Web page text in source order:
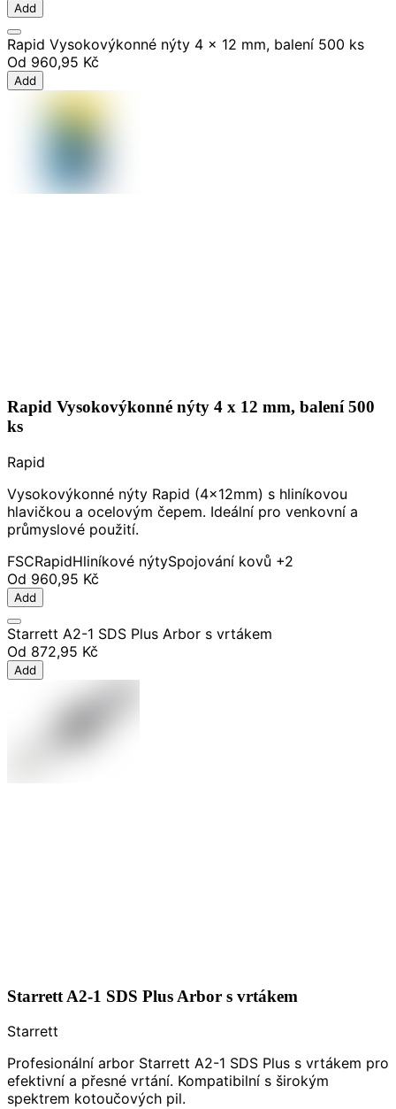
Add
Rapid Vysokovýkonné nýty 4 x 12 mm, balení 500 ks
Od 960,95 Kč
Add
Rapid Vysokovýkonné nýty 4 x 12 mm, balení 500
ks
Rapid
Vysokovýkonné nýty Rapid (4x12mm) s hliníkovou
hlavičkou a ocelovým čepem. Ideální pro venkovní a
průmyslové použití.
FSCRapidHliníkové nýtySpojování kovů +2
Od 960,95 Kč
Add
Starrett A2-1 SDS Plus Arbor s vrtákem
Od 872,95 Kč
Add
Starrett A2-1 SDS Plus Arbor s vrtákem
Starrett
Profesionální arbor Starrett A2-1 SDS Plus s vrtákem pro
efektivní a přesné vrtání. Kompatibilní s širokým
spektrem kotoučových pil.